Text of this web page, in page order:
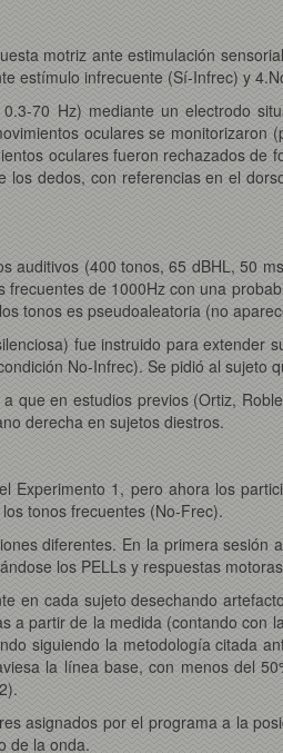
motriz ante estimulación
estímulo infrecuente (Sí-Infrec) y
70 Hz) mediante un electrodo
oculares se
oculares fueron rechazados
dedos, con referencias en el
auditivos (400 tonos, 65 dBHL, 50
de 1000Hz con una
tonos es pseudoaleatoria (no
fue instruido para extender
No-Infrec). Se pidió al sujeto
que en estudios previos (Ortiz,
derecha en sujetos diestros.
Experimento 1, pero ahora los
tonos frecuentes (No-Frec).
diferentes. En la primera
los PELLs y respuestas
en cada sujeto desechando
a partir de la medida (contando
siguiendo la metodología citada
la línea base, con menos del
asignados por el programa a la
de la onda.